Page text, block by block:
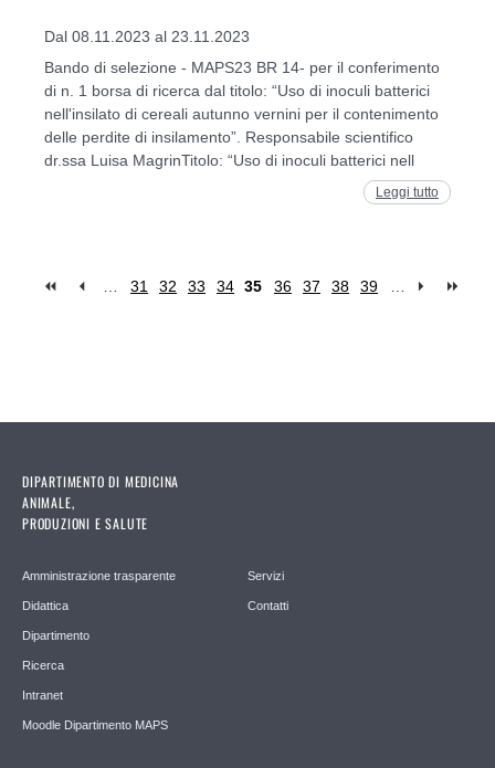
Dal 08.11.2023 al 23.11.2023
Bando di selezione - MAPS23 BR 14- per il conferimento
di n. 1 borsa di ricerca dal titolo: “Uso di inoculi batterici
nell'insilato di cereali autunno vernini per il contenimento
delle perdite di insilamento”. Responsabile scientifico
dr.ssa Luisa MagrinTitolo: “Uso di inoculi batterici nell
Leggi tutto
31 32 33 34 35 36 37 38 39
DIPARTIMENTO DI MEDICINA
ANIMALE,
PRODUZIONI E SALUTE
Amministrazione trasparente
Didattica
Dipartimento
Ricerca
Intranet
Moodle Dipartimento MAPS
Servizi
Contatti